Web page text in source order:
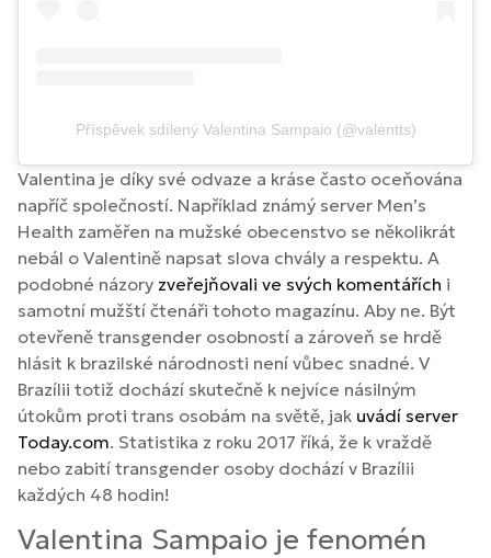
Příspěvek sdílený Valentina Sampaio (@valentts)
Valentina je díky své odvaze a kráse často oceňována
napříč společností. Například známý server Men’s
Health zaměřen na mužské obecenstvo se několikrát
nebál o Valentině napsat slova chvály a respektu. A
podobné názory zveřejňovali ve svých komentářích i
samotní mužští čtenáři tohoto magazínu. Aby ne. Být
otevřeně transgender osobností a zároveň se hrdě
hlásit k brazilské národnosti není vůbec snadné. V
Brazílii totiž dochází skutečně k nejvíce násilným
útokům proti trans osobám na světě, jak uvádí server
Today.com. Statistika z roku 2017 říká, že k vraždě
nebo zabití transgender osoby dochází v Brazílii
každých 48 hodin!
Valentina Sampaio je fenomén